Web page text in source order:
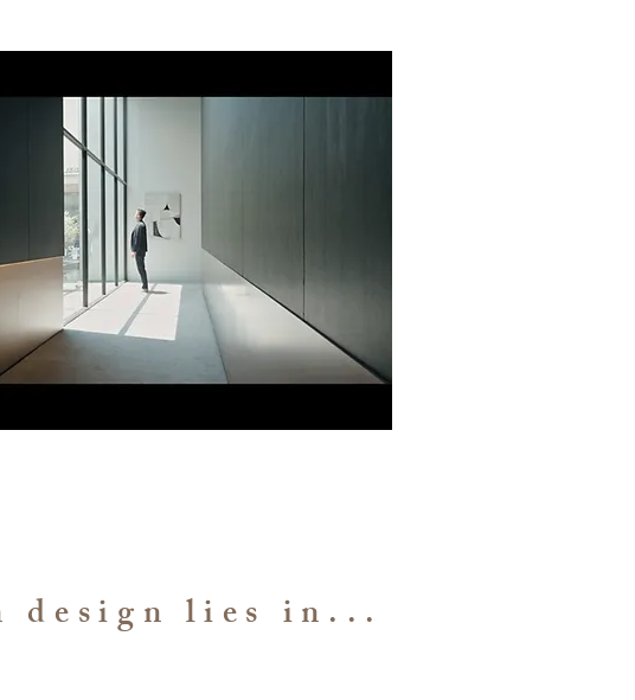
design lies in...